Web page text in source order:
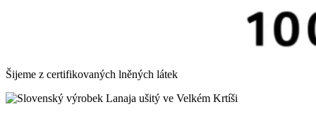
Šijeme z certifikovaných lněných látek